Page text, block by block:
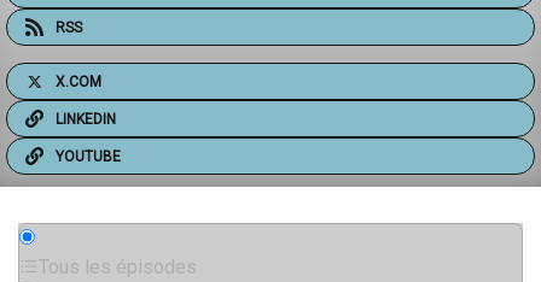
RSS
X.COM
LINKEDIN
YOUTUBE
Tous les épisodes